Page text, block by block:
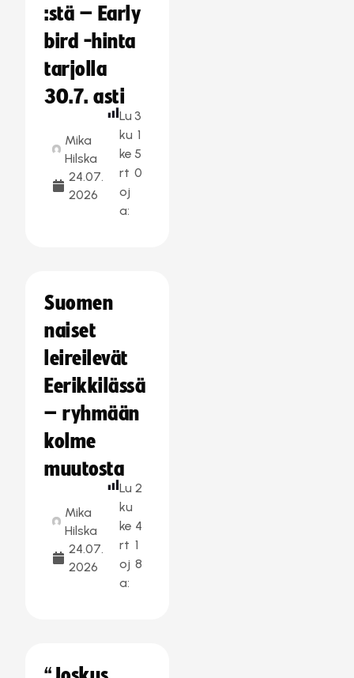
:stä – Early
bird -hinta
tarjolla
30.7. asti
Mika
Hilska
24.07.
2026
Lu
ku
ke
rt
oj
a:
3
1
5
0
Suomen
naiset
leireilevät
Eerikkilässä
– ryhmään
kolme
muutosta
Mika
Hilska
24.07.
2026
Lu
ku
ke
rt
oj
a:
2
4
1
8